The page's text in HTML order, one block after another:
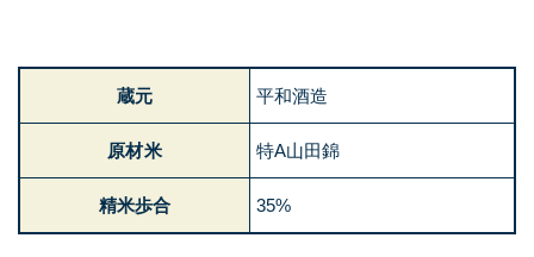
蔵元 平和酒造
原材米 特A山田錦
精米歩合 35%